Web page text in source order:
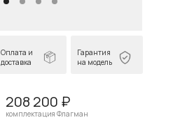
Оплата и
доставка
Гарантия
на модель
208 200 ₽
комплектация Флагман